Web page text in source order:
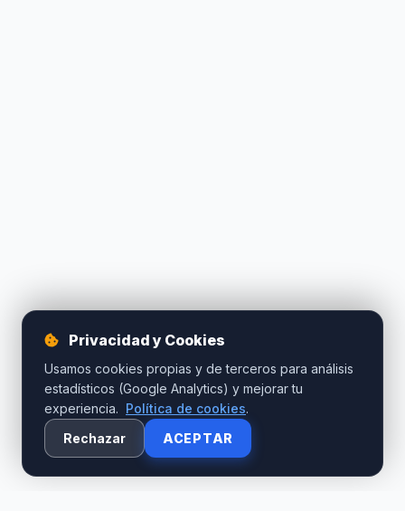
Privacidad y Cookies
Usamos cookies propias y de terceros para análisis
estadísticos (Google Analytics) y mejorar tu
experiencia. Política de cookies.
Rechazar
ACEPTAR